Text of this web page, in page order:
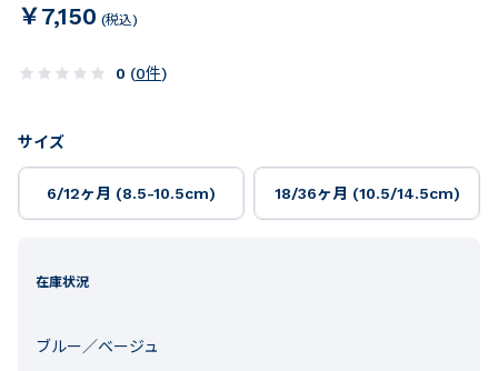
￥7,150 (税込)
0 (0件)
サイズ
6/12ヶ月 (8.5-10.5cm) 18/36ヶ月 (10.5/14.5cm)
在庫状況
ブルー／ベージュ